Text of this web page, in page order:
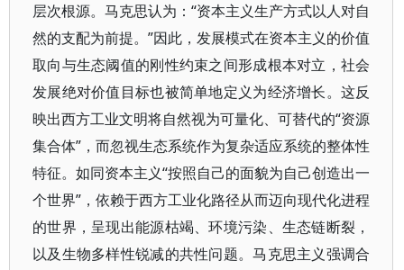
层次根源。马克思认为：“资本主义生产方式以人对自
然的支配为前提。”因此，发展模式在资本主义的价值
取向与生态阈值的刚性约束之间形成根本对立，社会
发展绝对价值目标也被简单地定义为经济增长。这反
映出西方工业文明将自然视为可量化、可替代的“资源
集合体”，而忽视生态系统作为复杂适应系统的整体性
特征。如同资本主义“按照自己的面貌为自己创造出一
个世界”，依赖于西方工业化路径从而迈向现代化进程
的世界，呈现出能源枯竭、环境污染、生态链断裂，
以及生物多样性锐减的共性问题。马克思主义强调合